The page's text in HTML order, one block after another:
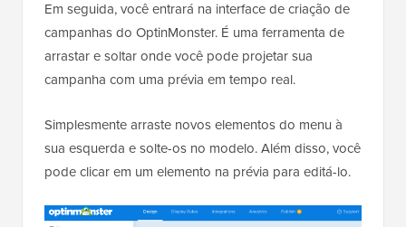
Em seguida, você entrará na interface de criação de
campanhas do OptinMonster. É uma ferramenta de
arrastar e soltar onde você pode projetar sua
campanha com uma prévia em tempo real.
Simplesmente arraste novos elementos do menu à
sua esquerda e solte-os no modelo. Além disso, você
pode clicar em um elemento na prévia para editá-lo.